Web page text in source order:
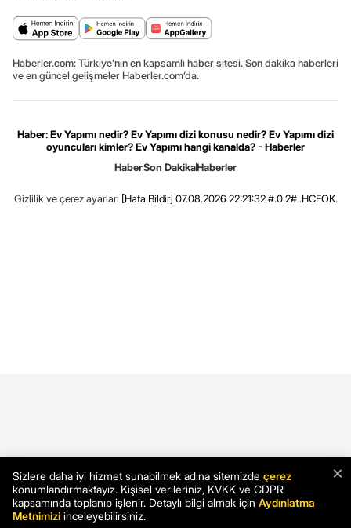
Haberler.com: Türkiye’nin en kapsamlı haber sitesi. Son dakika haberleri
ve en güncel gelişmeler Haberler.com’da.
Haber: Ev Yapımı nedir? Ev Yapımı dizi konusu nedir? Ev Yapımı dizi
oyuncuları kimler? Ev Yapımı hangi kanalda? - Haberler
HaberSon DakikaHaberler
Gizlilik ve çerez ayarları [Hata Bildir] 07.08.2026 22:21:32 #.0.2# .HCFOK.
×
Sizlere daha iyi hizmet sunabilmek adına sitemizde çerez
konumlandırmaktayız. Kişisel verileriniz, KVKK ve GDPR
kapsamında toplanıp işlenir. Detaylı bilgi almak için Aydınlatma
Metnimizi inceleyebilirsiniz.